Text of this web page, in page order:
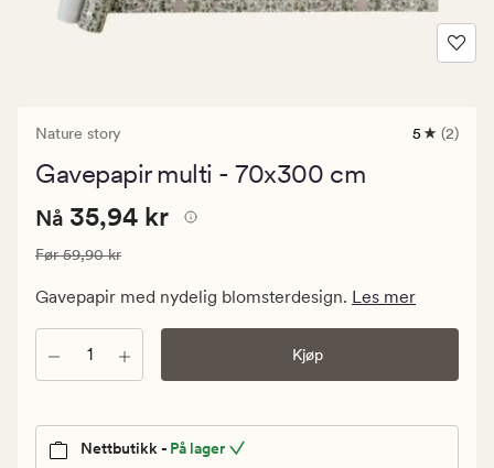
Nature story
2
5 (2)
Gavepapir multi - 70x300 cm
Nåværende
35,94
kr.
Nåværende pris
Nå 35,94 kr
Vanlig pris 59,90 kr
Før59,90 kr
Gavepapir med nydelig blomsterdesign. Les mer
Antall Kjøp
Nettbutikk - På lager